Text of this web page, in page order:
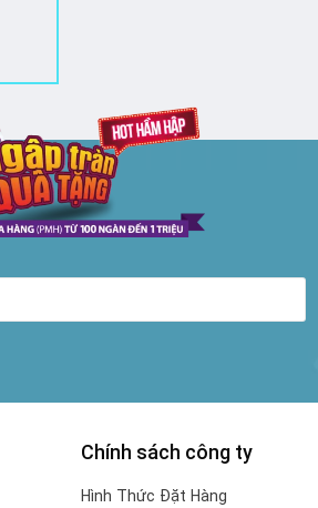
Chính sách công ty
Hình Thức Đặt Hàng